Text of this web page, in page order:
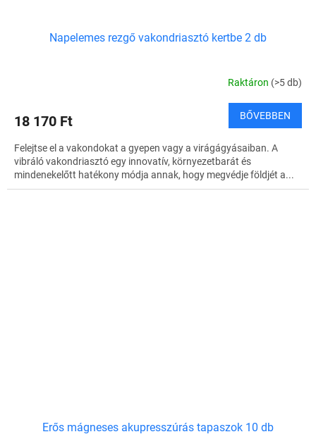
Napelemes rezgő vakondriasztó kertbe 2 db
Raktáron (>5 db)
18 170 Ft BŐVEBBEN
Felejtse el a vakondokat a gyepen vagy a virágágyásaiban. A
vibráló vakondriasztó egy innovatív, környezetbarát és
mindenekelőtt hatékony módja annak, hogy megvédje földjét a...
Erős mágneses akupresszúrás tapaszok 10 db